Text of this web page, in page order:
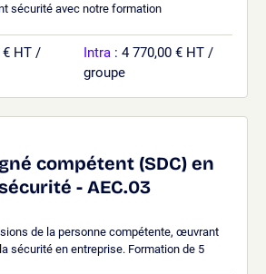
sécurité avec notre formation
€ HT /
Intra : 4 770,00 € HT /
groupe
compétent (SDC) en
- AEC.03
de la personne compétente, œuvrant
sécurité en entreprise. Formation de 5